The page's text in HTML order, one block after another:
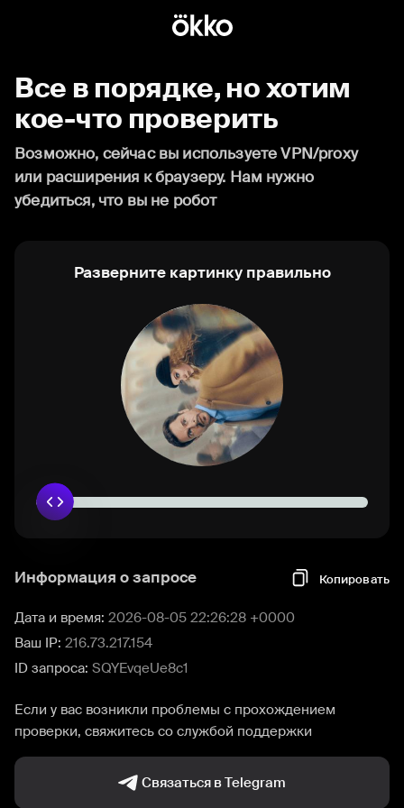
Все в порядке, но хотим
кое-что проверить
Возможно, сейчас вы используете VPN/proxy
или расширения к браузеру. Нам нужно
убедиться, что вы не робот
Разверните картинку правильно
Информация о запросе Копировать
Дата и время: 2026-08-05 22:26:28 +0000
Ваш IP: 216.73.217.154
ID запроса: SQYEvqeUe8c1
Если у вас возникли проблемы с прохождением
проверки, свяжитесь со службой поддержки
Связаться в Telegram